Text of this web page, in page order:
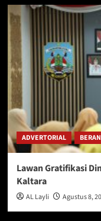
ADVERTORIAL
Lawan Gratifikasi
Kaltara
AL Layli Agustus 8,